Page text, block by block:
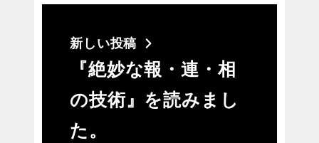
新しい投稿
『絶妙な報・連・相
の技術』を読みまし
た。